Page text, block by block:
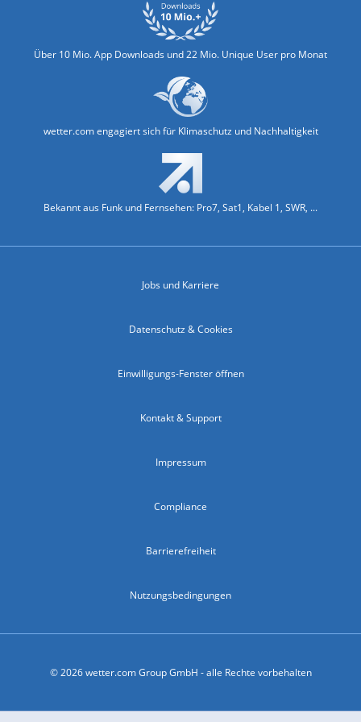
Über 10 Mio. App Downloads und 22 Mio. Unique User pro Monat
wetter.com engagiert sich für Klimaschutz und Nachhaltigkeit
Bekannt aus Funk und Fernsehen: Pro7, Sat1, Kabel 1, SWR, ...
Jobs und Karriere
Datenschutz & Cookies
Einwilligungs-Fenster öffnen
Kontakt & Support
Impressum
Compliance
Barrierefreiheit
Nutzungsbedingungen
© 2026 wetter.com Group GmbH - alle Rechte vorbehalten